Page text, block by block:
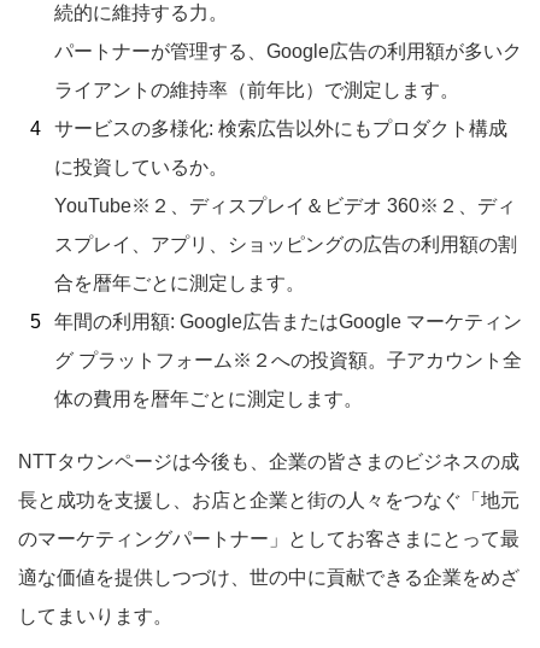
続的に維持する力。
パートナーが管理する、Google広告の利用額が多いク
ライアントの維持率（前年比）で測定します。
サービスの多様化: 検索広告以外にもプロダクト構成
に投資しているか。
YouTube※２、ディスプレイ＆ビデオ 360※２、ディ
スプレイ、アプリ、ショッピングの広告の利用額の割
合を暦年ごとに測定します。
年間の利用額: Google広告またはGoogle マーケティン
グ プラットフォーム※２への投資額。子アカウント全
体の費用を暦年ごとに測定します。
NTTタウンページは今後も、企業の皆さまのビジネスの成
長と成功を支援し、お店と企業と街の人々をつなぐ「地元
のマーケティングパートナー」としてお客さまにとって最
適な価値を提供しつづけ、世の中に貢献できる企業をめざ
してまいります。